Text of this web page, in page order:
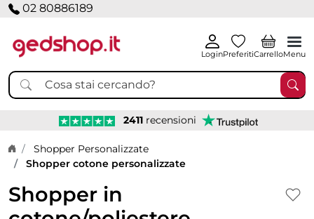
02 80886189
LoginPreferitiCarrelloMenu
2411 recensioni
Home page
Shopper Personalizzate
Shopper cotone personalizzate
Shopper in